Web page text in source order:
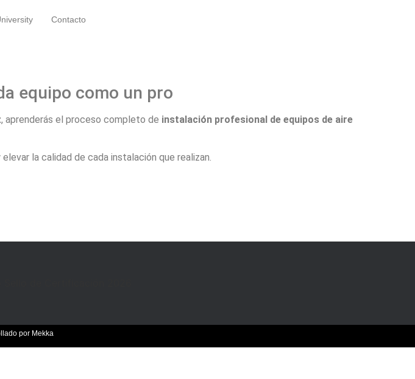
Contacto
equipo como un pro
, aprenderás el proceso completo de instalación profesional de equipos de aire
la calidad de cada instalación que realizan.
por Mekka